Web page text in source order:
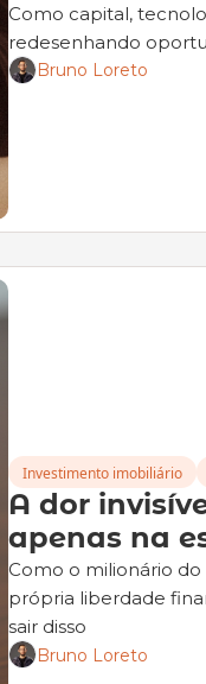
Como capital,
redesenhando
Bruno Loreto
Investimento imobiliário
A dor
apenas na
Como o milionário do
própria liberdade
sair disso
Bruno Loreto